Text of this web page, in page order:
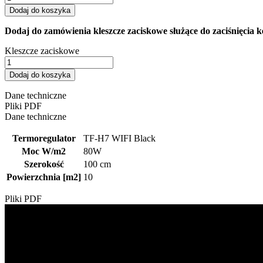
Dodaj do koszyka
Dodaj do zamówienia kleszcze zaciskowe służące do zaciśnięcia
Kleszcze zaciskowe
Dodaj do koszyka
Dane techniczne
Pliki PDF
Dane techniczne
Termoregulator
TF-H7 WIFI Black
Moc W/m2
80W
Szerokość
100 cm
Powierzchnia [m2] 10
Pliki PDF